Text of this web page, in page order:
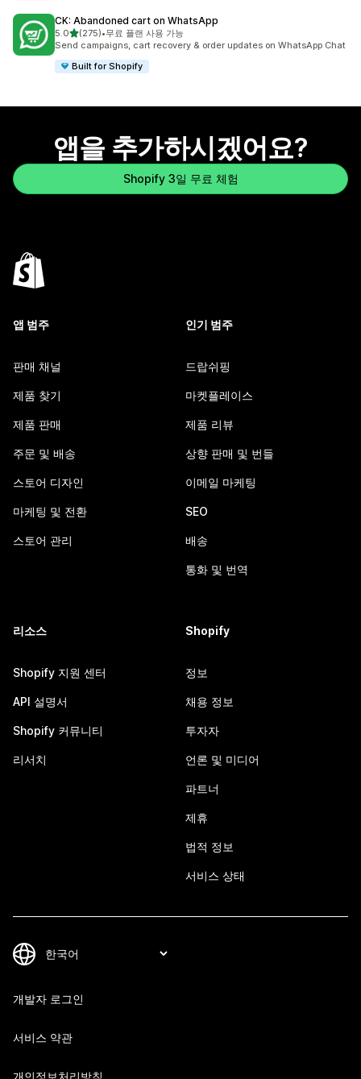
CK: Abandoned cart on WhatsApp
5.0별 5개 중
(275)
총 리뷰 275개
•무료 플랜 사용 가능
Send campaigns, cart recovery & order updates on WhatsApp Chat
Built for Shopify
앱을 추가하시겠어요?
Shopify 3일 무료 체험
앱 범주
판매 채널
제품 찾기
제품 판매
주문 및 배송
스토어 디자인
마케팅 및 전환
스토어 관리
인기 범주
드랍쉬핑
마켓플레이스
제품 리뷰
상향 판매 및 번들
이메일 마케팅
SEO
배송
통화 및 번역
리소스
Shopify 지원 센터
API 설명서
Shopify 커뮤니티
리서치
Shopify
정보
채용 정보
투자자
언론 및 미디어
파트너
제휴
법적 정보
서비스 상태
개발자 로그인
서비스 약관